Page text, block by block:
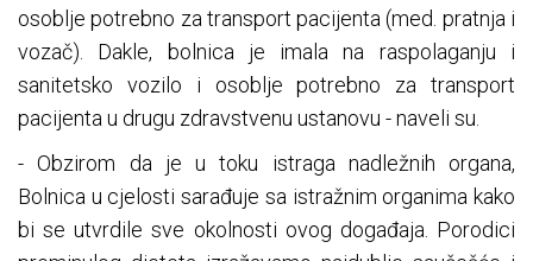
osoblje potrebno za transport pacijenta (med. pratnja i
vozač). Dakle, bolnica je imala na raspolaganju i
sanitetsko vozilo i osoblje potrebno za transport
pacijenta u drugu zdravstvenu ustanovu - naveli su.
- Obzirom da je u toku istraga nadležnih organa,
Bolnica u cjelosti sarađuje sa istražnim organima kako
bi se utvrdile sve okolnosti ovog događaja. Porodici